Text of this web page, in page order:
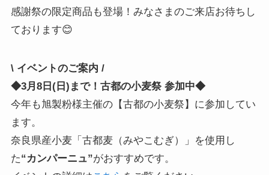
感謝祭の限定商品も登場！みなさまのご来店お待ちし
ております😊
\ イベントのご案内 /
◆3月8日(日)まで！古都の小麦祭 参加中◆
今年も旭製粉様主催の【古都の小麦祭】に参加してい
ます。
奈良県産小麦「古都麦（みやこむぎ）」を使用し
た“カンパーニュ”がおすすめです。